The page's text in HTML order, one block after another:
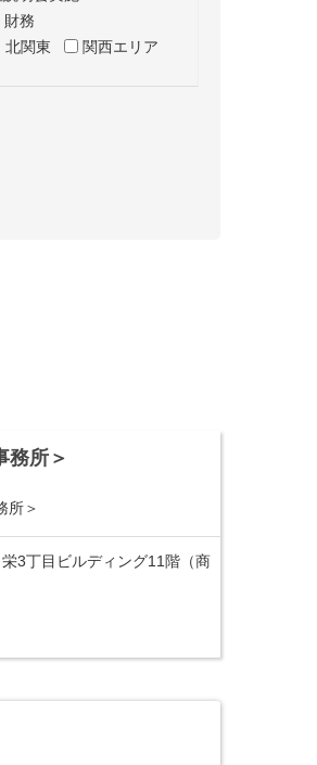
財務
北関東 関西エリア
務所＞
所＞
3丁目ビルディング11階（商